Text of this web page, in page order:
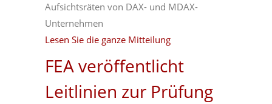
Aufsichtsräten von DAX- und MDAX-
Unternehmen
Lesen Sie die ganze Mitteilung
FEA veröffentlicht
Leitlinien zur Prüfung